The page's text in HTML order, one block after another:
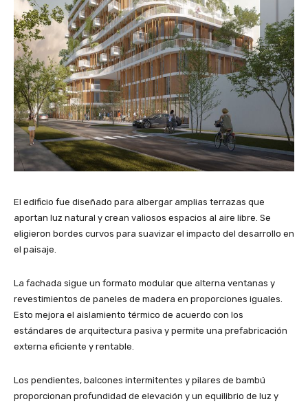
El edificio fue diseñado para albergar amplias terrazas que
aportan luz natural y crean valiosos espacios al aire libre. Se
eligieron bordes curvos para suavizar el impacto del desarrollo en
el paisaje.
La fachada sigue un formato modular que alterna ventanas y
revestimientos de paneles de madera en proporciones iguales.
Esto mejora el aislamiento térmico de acuerdo con los
estándares de arquitectura pasiva y permite una prefabricación
externa eficiente y rentable.
Los pendientes, balcones intermitentes y pilares de bambú
proporcionan profundidad de elevación y un equilibrio de luz y